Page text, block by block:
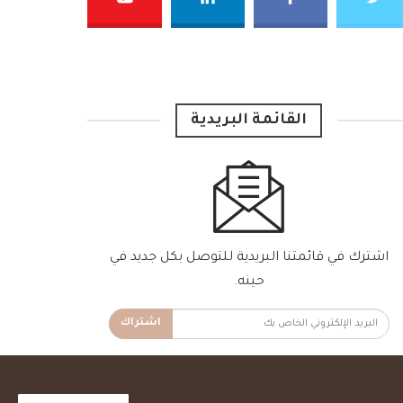
القائمة البريدية
اشترك في قائمتنا البريدية للتوصل بكل جديد في
حينه.
اشتراك